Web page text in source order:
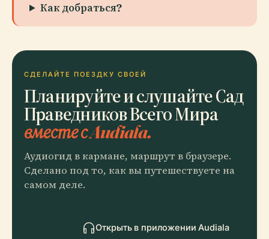
Как добраться?
СДЕЛАЙТЕ ПОЕЗДКУ СВОЕЙ
Планируйте и слушайте Сад
Праведников Всего Мира
вместе с Audiala.
Аудиогид в кармане, маршрут в браузере.
Сделано под то, как вы путешествуете на
самом деле.
Открыть в приложении Audiala